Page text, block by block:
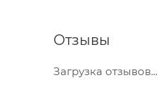
Отзывы
Загрузка отзывов...